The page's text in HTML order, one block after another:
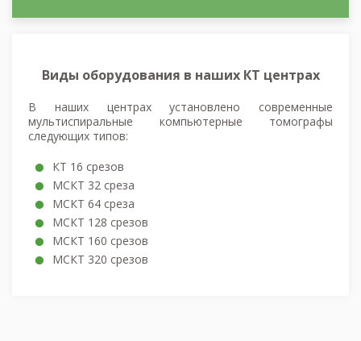
Виды оборудования в наших КТ центрах
В наших центрах установлено современные
мультиспиральные компьютерные томографы
следующих типов:
КТ 16 срезов
МСКТ 32 среза
МСКТ 64 среза
МСКТ 128 срезов
МСКТ 160 срезов
МСКТ 320 срезов